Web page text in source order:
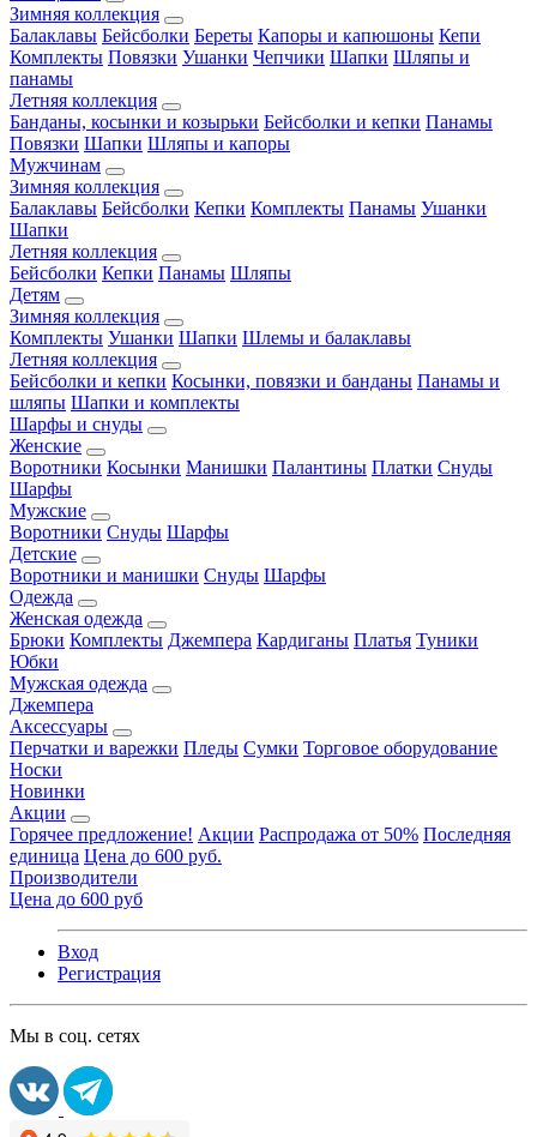
Зимняя коллекция
Балаклавы Бейсболки Береты Капоры и капюшоны Кепи
Комплекты Повязки Ушанки Чепчики Шапки Шляпы и
панамы
Летняя коллекция
Банданы, косынки и козырьки Бейсболки и кепки Панамы
Повязки Шапки Шляпы и капоры
Мужчинам
Зимняя коллекция
Балаклавы Бейсболки Кепки Комплекты Панамы Ушанки
Шапки
Летняя коллекция
Бейсболки Кепки Панамы Шляпы
Детям
Зимняя коллекция
Комплекты Ушанки Шапки Шлемы и балаклавы
Летняя коллекция
Бейсболки и кепки Косынки, повязки и банданы Панамы и
шляпы Шапки и комплекты
Шарфы и снуды
Женские
Воротники Косынки Манишки Палантины Платки Снуды
Шарфы
Мужские
Воротники Снуды Шарфы
Детские
Воротники и манишки Снуды Шарфы
Одежда
Женская одежда
Брюки Комплекты Джемпера Кардиганы Платья Туники
Юбки
Мужская одежда
Джемпера
Аксессуары
Перчатки и варежки Пледы Сумки Торговое оборудование
Носки
Новинки
Акции
Горячее предложение! Акции Распродажа от 50% Последняя
единица Цена до 600 руб.
Производители
Цена до 600 руб
Вход
Регистрация
Мы в соц. сетях